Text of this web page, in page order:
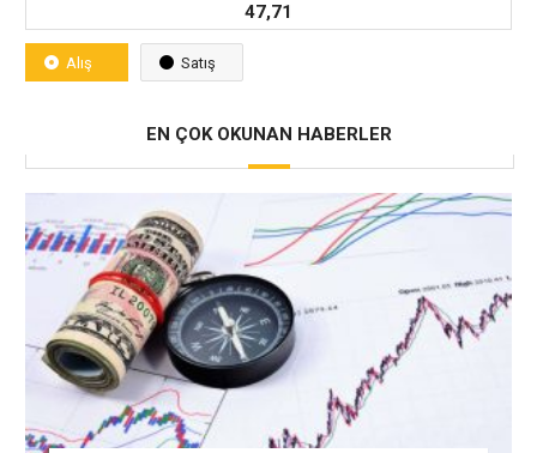
47,71
Alış Satış
EN ÇOK OKUNAN HABERLER